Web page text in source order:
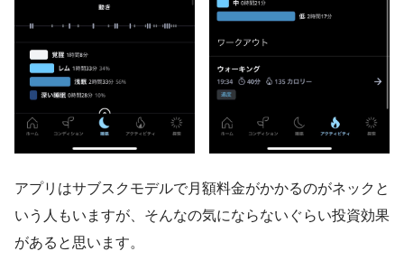
アプリはサブスクモデルで月額料金がかかるのがネックと
いう人もいますが、そんなの気にならないぐらい投資効果
があると思います。